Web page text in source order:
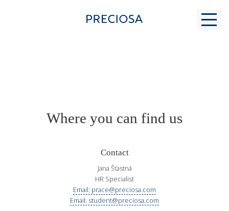
FOR STUDENTS
MODERN GLASS MAKING
CONTACTS
Where you can find us
Contact
Jana Šťastná
HR Specialist
Email: prace@preciosa.com
Email: student@preciosa.com